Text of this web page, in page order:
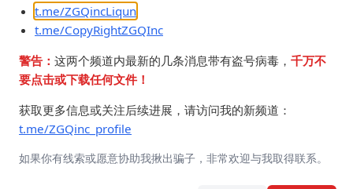
t.me/ZGQincLiqun
t.me/CopyRightZGQInc
警告： 这两个频道内最新的几条消息带有盗号病毒， 千万不
要点击或下载任何文件！
获取更多信息或关注后续进展，请访问我的新频道：
t.me/ZGQinc_profile
如果你有线索或愿意协助我揪出骗子，非常欢迎与我取得联系。